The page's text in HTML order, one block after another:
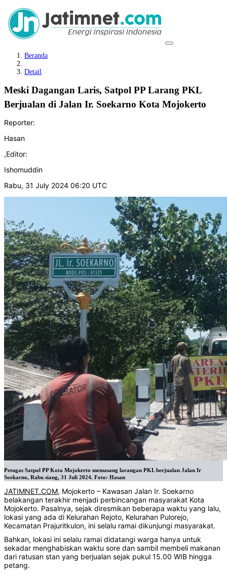
Beranda
Detail
Meski Dagangan Laris, Satpol PP Larang PKL
Berjualan di Jalan Ir. Soekarno Kota Mojokerto
Reporter:
Hasan
,Editor:
Ishomuddin
Rabu, 31 July 2024 06:20 UTC
Petugas Satpol PP Kota Mojokerto memasang larangan PKL berjualan Jalan Ir
Soekarno, Rabu siang, 31 Juli 2024. Foto: Hasan
JATIMNET.COM, Mojokerto – Kawasan Jalan Ir. Soekarno
belakangan terakhir menjadi perbincangan masyarakat Kota
Mojokerto. Pasalnya, sejak diresmikan beberapa waktu yang lalu,
lokasi yang ada di Kelurahan Rejoto, Kelurahan Pulorejo,
Kecamatan Prajuritkulon, ini selalu ramai dikunjungi masyarakat.
Bahkan, lokasi ini selalu ramai didatangi warga hanya untuk
sekadar menghabiskan waktu sore dan sambil membeli makanan
dari ratusan stan yang berjualan sejak pukul 15.00 WIB hingga
petang.